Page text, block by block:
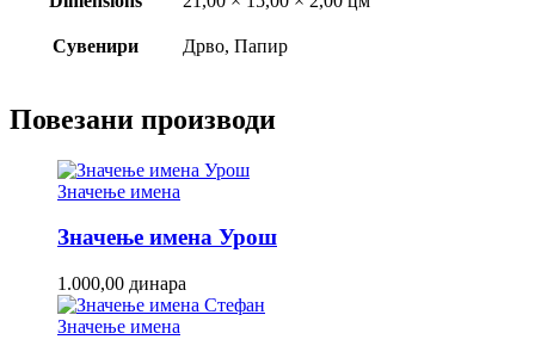
Сувенири Дрво, Папир
Повезани производи
Значење имена
Значење имена Урош
1.000,00 динара
Значење имена